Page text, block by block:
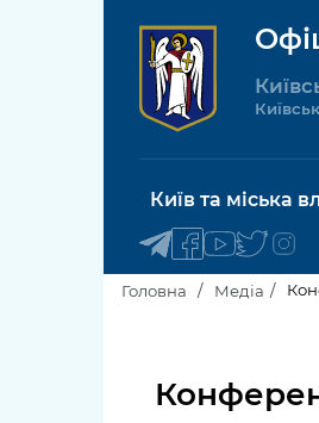
Київ та міська
Київська
Головна Медіа